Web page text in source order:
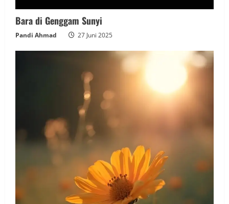
Bara di Genggam Sunyi
Pandi Ahmad 27 Juni 2025